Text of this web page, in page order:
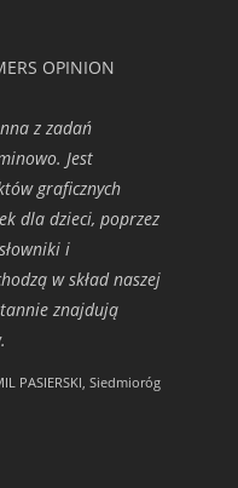
OPINION
z zadań
Jest
graficznych
dla dzieci, poprzez
i
w skład naszej
znajdują
PASIERSKI, Siedmioróg